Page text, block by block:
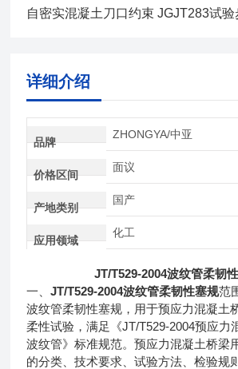
自密实混凝土刀口约束 JGJT283试验
详细介绍
品牌
ZHONGYA/中亚
价格区间
面议
产地类别
国产
应用领域
化工
JT/T529-2004波纹管柔韧
一、JT/T529-2004波纹管柔韧性塞规范
波纹管柔韧性塞规，用于预应力混凝土
柔性试验，满足《JT/T529-2004预应力
波纹管》标准规范。预应力混凝土桥梁
的分类、技术要求、试验方法、检验规